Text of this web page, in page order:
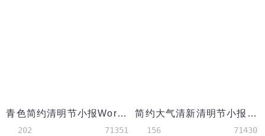
青色简约清明节小报Word模板
202 71351
简约大气清新清明节小报Word模板
156 71430